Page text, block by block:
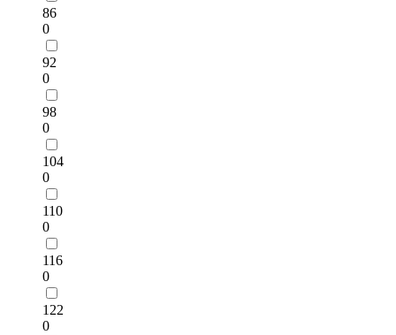
86
0
92
0
98
0
104
0
110
0
116
0
122
0